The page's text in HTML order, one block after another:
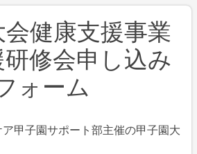
健康支援事業
修会申し込み
ォーム
甲子園サポート部主催の甲子園大